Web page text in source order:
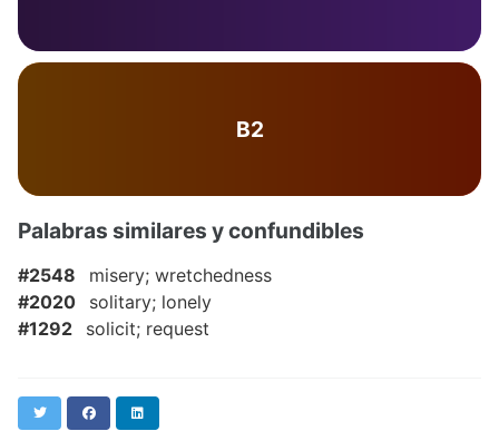
B2
Palabras similares y confundibles
#2548
misery; wretchedness
#2020
solitary; lonely
#1292
solicit; request
Twitter Facebook